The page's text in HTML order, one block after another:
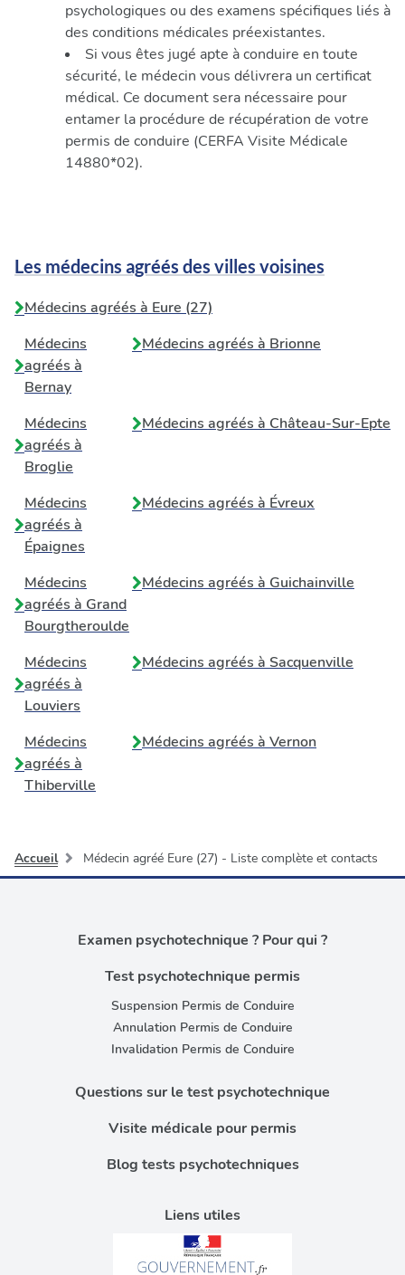
psychologiques ou des examens spécifiques liés à
des conditions médicales préexistantes.
Si vous êtes jugé apte à conduire en toute
sécurité, le médecin vous délivrera un certificat
médical. Ce document sera nécessaire pour
entamer la procédure de récupération de votre
permis de conduire (CERFA Visite Médicale
14880*02).
Les médecins agréés des villes voisines
Médecins agréés à Eure (27)
Médecins
agréés à
Bernay
Médecins agréés à Brionne
Médecins
agréés à
Broglie
Médecins agréés à Château-Sur-Epte
Médecins
agréés à
Épaignes
Médecins agréés à Évreux
Médecins
agréés à Grand
Bourgtheroulde
Médecins agréés à Guichainville
Médecins
agréés à
Louviers
Médecins agréés à Sacquenville
Médecins
agréés à
Thiberville
Médecins agréés à Vernon
Accueil Médecin agréé Eure (27) - Liste complète et contacts
Liens utiles
Examen psychotechnique ? Pour qui ?
Test psychotechnique permis
Suspension Permis de Conduire
Annulation Permis de Conduire
Invalidation Permis de Conduire
Questions sur le test psychotechnique
Visite médicale pour permis
Blog tests psychotechniques